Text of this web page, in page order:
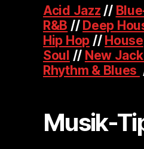
Acid Jazz //
R&B // Deep
Hip Hop // House
Soul // New
Rhythm & Blues
Musik-